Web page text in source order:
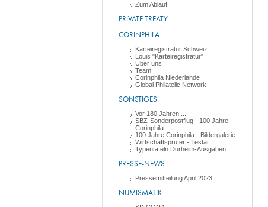
Zum Ablauf
PRIVATE TREATY
CORINPHILA
Karteiregistratur Schweiz
Louis "Karteiregistratur"
Über uns
Team
Corinphila Niederlande
Global Philatelic Network
SONSTIGES
Vor 180 Jahren ...
SBZ-Sonderpostflug - 100 Jahre
Corinphila
100 Jahre Corinphila - Bildergalerie
Wirtschaftsprüfer - Testat
Typentafeln Durheim-Ausgaben
PRESSE-NEWS
Pressemitteilung April 2023
NUMISMATIK